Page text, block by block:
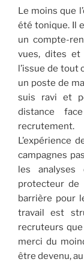
Le moins que
été tonique. Il
un compte-
vues, dites
l’issue de tout
un poste de
suis ravi et
distance
recrutement.
L’expérience
campagnes
les analyses
protecteur de
barrière pour
travail est
recruteurs
merci du
être devenu,